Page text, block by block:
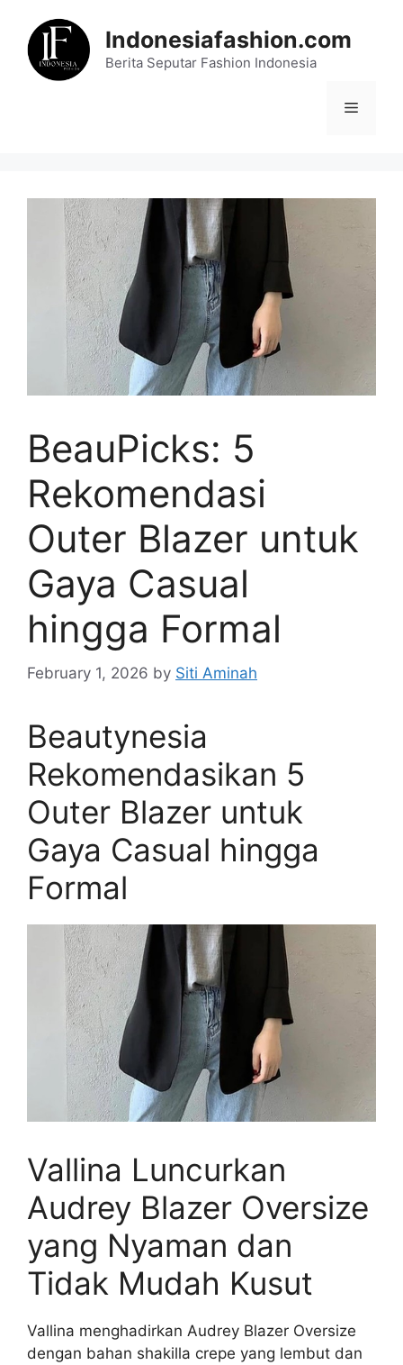
content
Indonesiafashion.com
Berita Seputar Fashion Indonesia
Menu
BeauPicks: 5
Rekomendasi
Outer Blazer untuk
Gaya Casual
hingga Formal
February 1, 2026 by Siti Aminah
Beautynesia
Rekomendasikan 5
Outer Blazer untuk
Gaya Casual hingga
Formal
Vallina Luncurkan
Audrey Blazer Oversize
yang Nyaman dan
Tidak Mudah Kusut
Vallina menghadirkan Audrey Blazer Oversize
dengan bahan shakilla crepe yang lembut dan